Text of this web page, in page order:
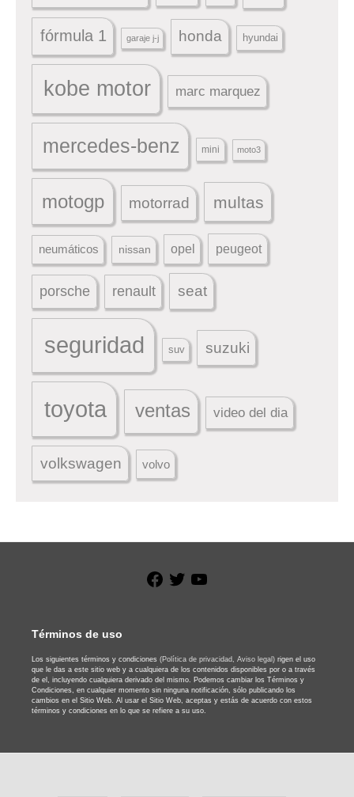
fórmula 1 garaje j-j honda hyundai
kobe motor marc marquez
mercedes-benz mini moto3
motogp motorrad multas
neumáticos nissan opel peugeot
porsche renault seat
seguridad suv suzuki
toyota ventas video del dia
volkswagen volvo
Facebook
Twitter
Términos de uso
Los siguientes términos y condiciones (Política de privacidad, Aviso legal) rigen el uso
que le das a este sitio web y a cualquiera de los contenidos disponibles por o a través
de el, incluyendo cualquiera derivado del mismo. Podemos cambiar los Términos y
Condiciones, en cualquier momento sin ninguna notificación, sólo publicando los
cambios en el Sitio Web. Al usar el Sitio Web, aceptas y estás de acuerdo con estos
términos y condiciones en lo que se refiere a su uso.